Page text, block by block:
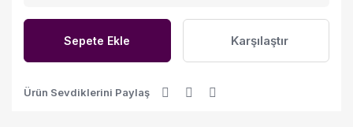
Sepete Ekle Karşılaştır
Ürün Sevdiklerini Paylaş